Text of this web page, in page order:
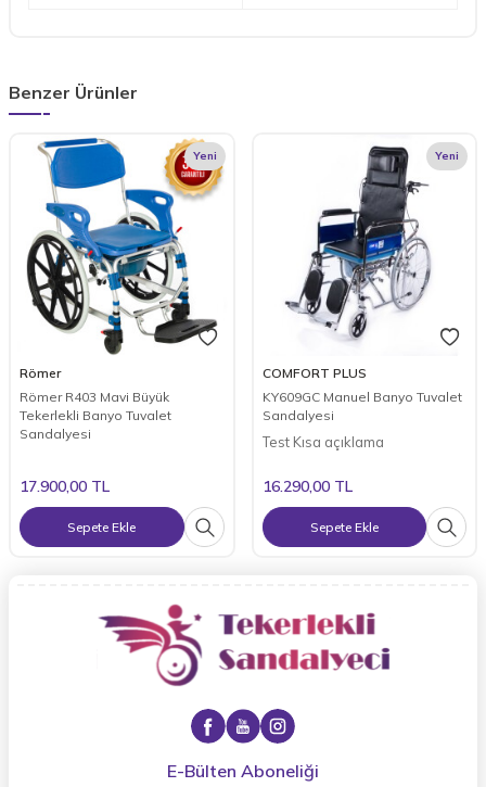
Benzer Ürünler
Yeni
Römer
Römer R403 Mavi Büyük
Tekerlekli Banyo Tuvalet
Sandalyesi
17.900,00 TL
Sepete Ekle
Yeni
COMFORT PLUS
KY609GC Manuel Banyo Tuvalet
Sandalyesi
Test Kısa açıklama
16.290,00TL
Sepete Ekle
E-Bülten Aboneliği